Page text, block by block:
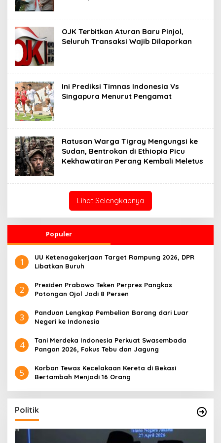
OJK Terbitkan Aturan Baru Pinjol,
Seluruh Transaksi Wajib Dilaporkan
Ini Prediksi Timnas Indonesia Vs
Singapura Menurut Pengamat
Ratusan Warga Tigray Mengungsi ke
Sudan, Bentrokan di Ethiopia Picu
Kekhawatiran Perang Kembali Meletus
Lihat Selengkapnya
Populer
1
UU Ketenagakerjaan Target Rampung 2026, DPR
Libatkan Buruh
2
Presiden Prabowo Teken Perpres Pangkas
Potongan Ojol Jadi 8 Persen
3
Panduan Lengkap Pembelian Barang dari Luar
Negeri ke Indonesia
4
Tani Merdeka Indonesia Perkuat Swasembada
Pangan 2026, Fokus Tebu dan Jagung
5
Korban Tewas Kecelakaan Kereta di Bekasi
Bertambah Menjadi 16 Orang
Politik